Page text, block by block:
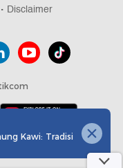
Disclaimer
right reserved
Kawi: Tradisi